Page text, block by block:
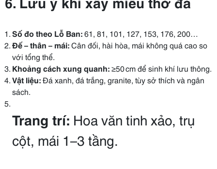
Số đo theo Lỗ Ban:61, 81, 101, 127, 153, 176, 200…
Đế – thân – mái:Cân đối, hài hòa, mái không quá cao so
với tổng thể.
Khoảng cách xung quanh:≥50 cm để sinh khí lưu thông.
Vật liệu:Đá xanh, đá trắng, granite, tùy sở thích và ngân
sách.
Trang trí: Hoa văn tinh xảo, trụ
cột, mái 1–3 tầng.